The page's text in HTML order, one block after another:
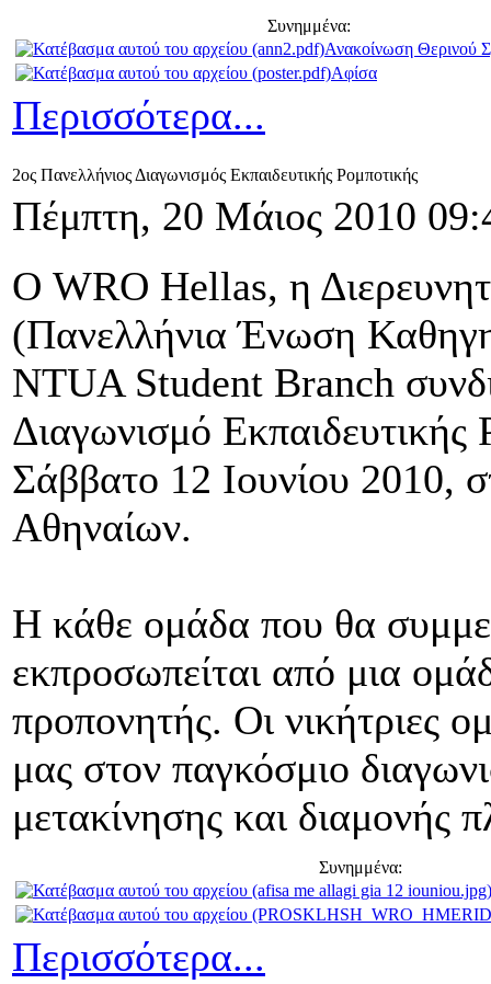
Συνημμένα:
Ανακοίνωση Θερινού
Αφίσα
Περισσότερα...
2ος Πανελλήνιος Διαγωνισμός Εκπαιδευτικής Ρομποτικής
Πέμπτη, 20 Μάιος 2010
Ο WRO Hellas, η
(Πανελλήνια Ένωση
NTUA Student Branch
Διαγωνισμό Εκπαιδευτικής
Σάββατο 12 Ιουνίου 2010,
Αθηναίων.
Η κάθε ομάδα που θα
εκπροσωπείται από μια
προπονητής. Οι νικήτριες
μας στον παγκόσμιο
μετακίνησης και διαμονής
Συνημμένα:
Περισσότερα...